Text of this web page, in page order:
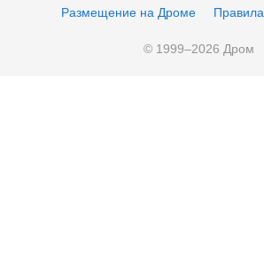
Размещение на Дроме
Правила
© 1999–2026 Дром